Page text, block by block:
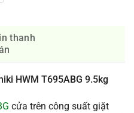
thanh
HWM T695ABG 9.5kg
cửa trên công suất giặt